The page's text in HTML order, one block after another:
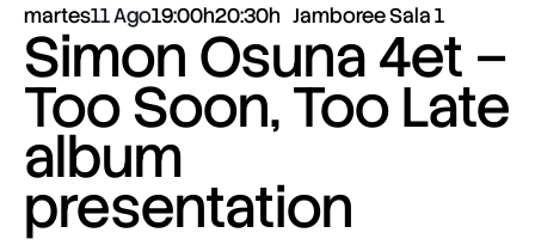
martes11 Ago19:00h20:30h Jamboree Sala 1
Simon Osuna 4et –
Too Soon, Too Late
album
presentation